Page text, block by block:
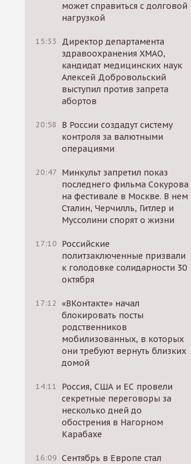
может справиться с долговой
нагрузкой
15:33
Директор департамента
здравоохранения ХМАО,
кандидат медицинских наук
Алексей Добровольский
выступил против запрета
абортов
20:58
В России создадут систему
контроля за валютными
операциями
20:47 Минкульт запретил показ
последнего фильма Сокурова
на фестивале в Москве. В нем
Сталин, Черчилль, Гитлер и
Муссолини спорят о жизни
17:10 Российские
политзаключенные призвали
к голодовке солидарности 30
октября
17:12 «ВКонтакте» начал
блокировать посты
родственников
мобилизованных, в которых
они требуют вернуть близких
домой
14:11
Россия, США и ЕС провели
секретные переговоры за
несколько дней до
обострения в Нагорном
Карабахе
16:09 Сентябрь в Европе стал